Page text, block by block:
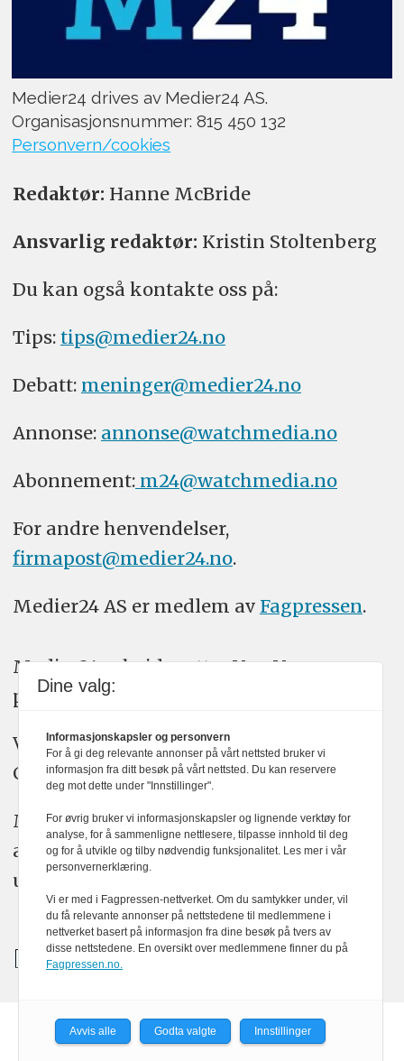
Medier24 drives av Medier24 AS.
Organisasjonsnummer: 815 450 132
Personvern/cookies
Redaktør: Hanne McBride
Ansvarlig redaktør: Kristin Stoltenberg
Du kan også kontakte oss på:
Tips: tips@medier24.no
Debatt: meninger@medier24.no
Annonse: annonse@watchmedia.no
Abonnement:m24@watchmedia.no
For andre henvendelser,
firmapost@medier24.no.
Medier24 AS er medlem av Fagpressen.
Medier24 arbeider etter Vær Varsom-
plakatens regler for god presseskikk.
Vi bruker KI-verktøy som ChatGPT,
Claude, og Gemini i journalistikken vår.
Medier24s redaksjon har alltid det fulle
ansvar for publisert innhold, med eller
uten bruk av kunstig intelligens.
Powered by Labrador CMS
Dine valg:
Informasjonskapsler og personvern
For å gi deg relevante annonser på vårt nettsted bruker vi
informasjon fra ditt besøk på vårt nettsted. Du kan reservere
deg mot dette under "Innstillinger".
For øvrig bruker vi informasjonskapsler og lignende verktøy for
analyse, for å sammenligne nettlesere, tilpasse innhold til deg
og for å utvikle og tilby nødvendig funksjonalitet. Les mer i vår
personvernerklæring.
Vi er med i Fagpressen-nettverket. Om du samtykker under, vil
du få relevante annonser på nettstedene til medlemmene i
nettverket basert på informasjon fra dine besøk på tvers av
disse nettstedene. En oversikt over medlemmene finner du på
Fagpressen.no.
Avvis alle Godta valgte Innstillinger